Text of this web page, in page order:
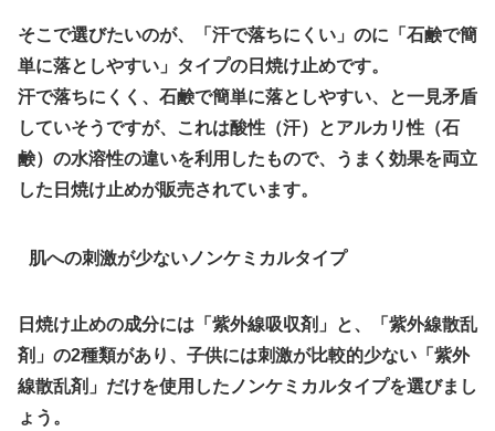
そこで選びたいのが、「汗で落ちにくい」のに「石鹸で簡
単に落としやすい」タイプの日焼け止めです。
汗で落ちにくく、石鹸で簡単に落としやすい、と一見矛盾
していそうですが、これは酸性（汗）とアルカリ性（石
鹸）の水溶性の違いを利用したもので、うまく効果を両立
した日焼け止めが販売されています。
肌への刺激が少ないノンケミカルタイプ
日焼け止めの成分には「紫外線吸収剤」と、「紫外線散乱
剤」の2種類があり、子供には刺激が比較的少ない「紫外
線散乱剤」だけを使用したノンケミカルタイプを選びまし
ょう。